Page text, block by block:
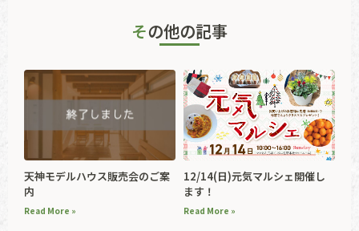
その他の記事
天神モデルハウス販売会のご案
内
Read More »
12/14(日)元気マルシェ開催し
ます！
Read More »